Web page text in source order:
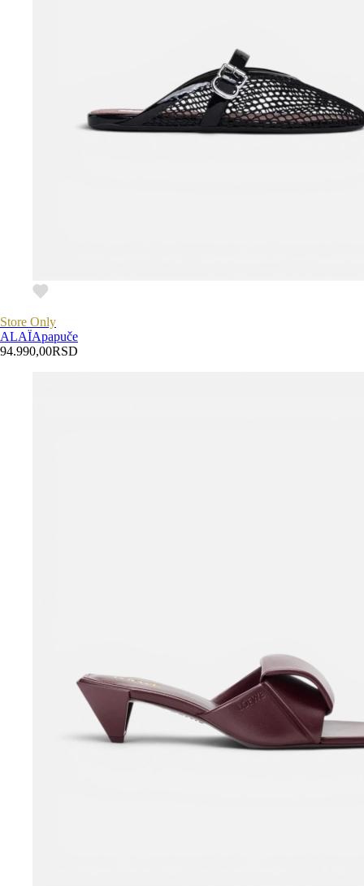
Store Only
ALAÏApapuče
94.990,00RSD